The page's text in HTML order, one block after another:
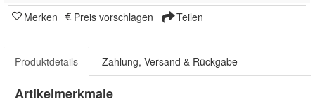
Merken Preis vorschlagen Teilen
Produktdetails Zahlung, Versand & Rückgabe
Artikelmerkmale